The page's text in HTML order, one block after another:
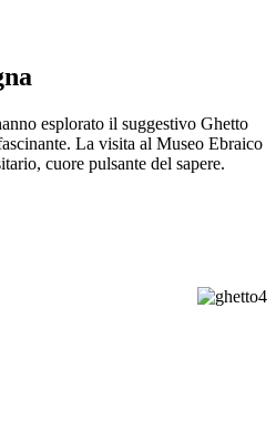
esplorato il suggestivo Ghetto
La visita al Museo Ebraico
cuore pulsante del sapere.